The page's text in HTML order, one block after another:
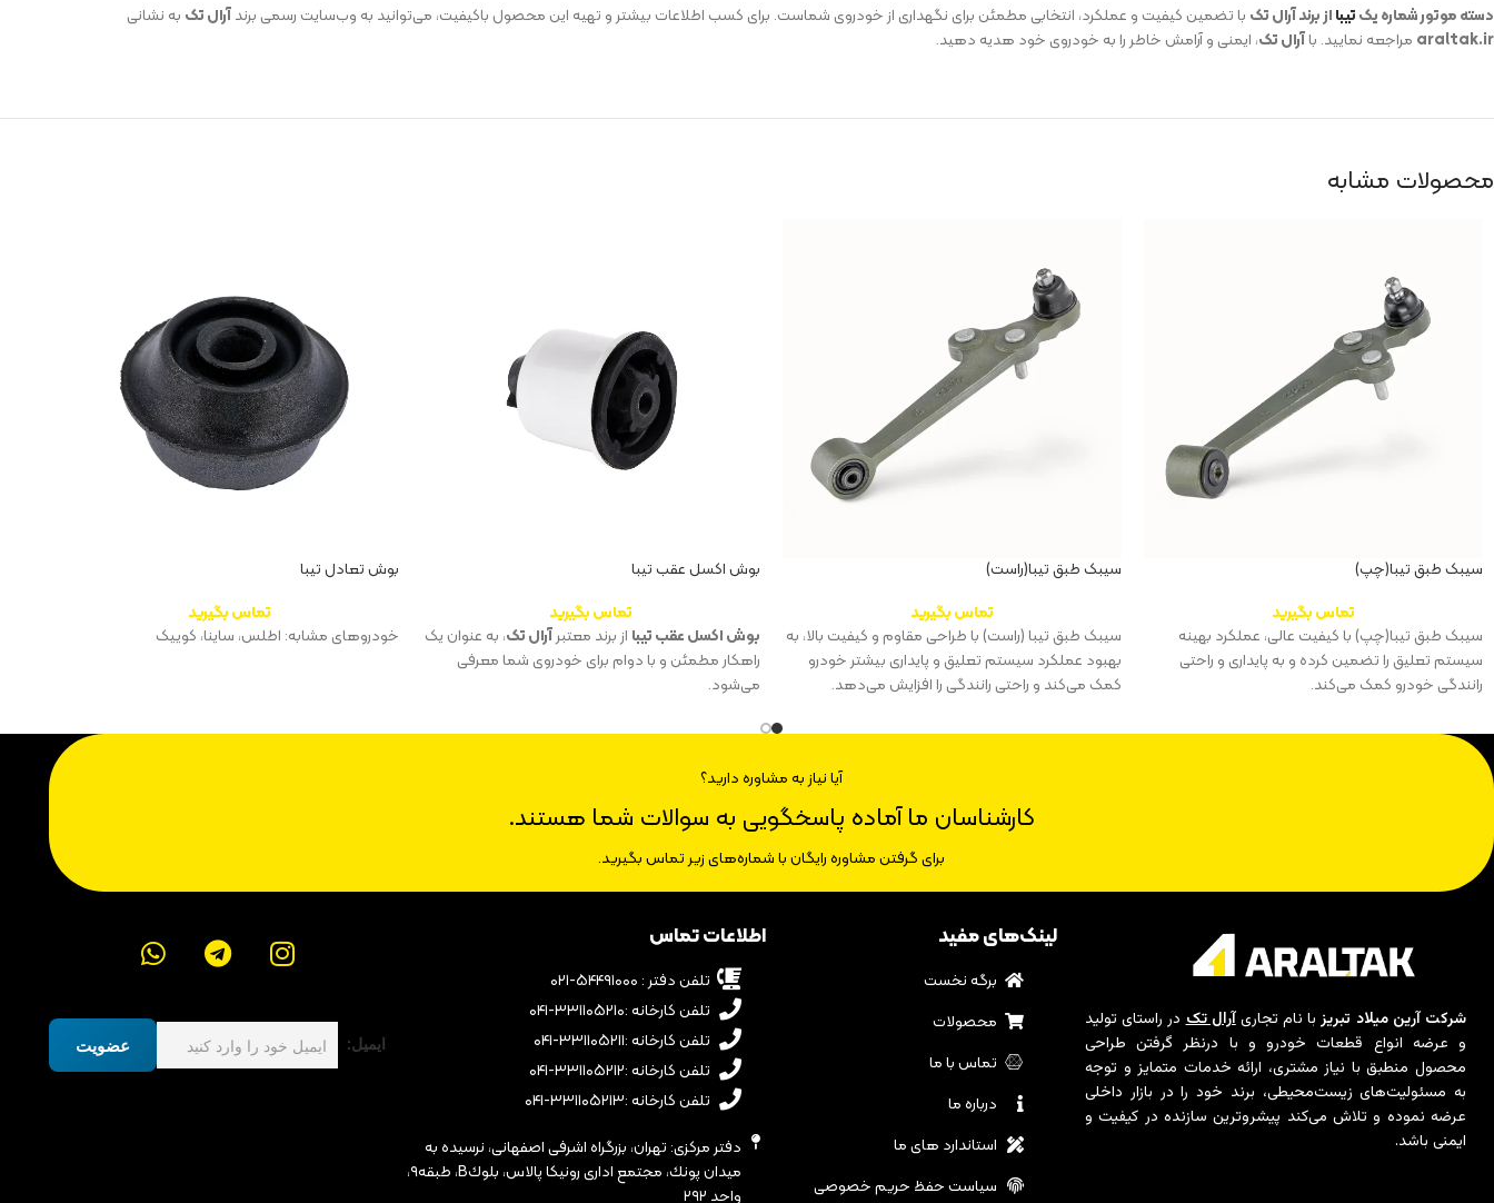
دسته موتور شماره یکتیبااز برند آرال تک با تضمین کیفیت و عملکرد، انتخابی مطمئن برای نگهداری از خودروی شماست. برای کسب اطلاعات بیشتر و تهیه این محصول باکیفیت، می‌توانید به وب‌سایت رسمی برندآرال تک به نشانی
araltak.ir مراجعه نمایید. باآرال تک، ایمنی و آرامش خاطر را به خودروی خود هدیه دهید.
محصولات مشابه
سیبک طبق تیبا(چپ)
تماس بگیرید
سیبک طبق تیبا(چپ) با کیفیت عالی، عملکرد بهینه
سیستم تعلیق را تضمین کرده و به پایداری و راحتی
رانندگی خودرو کمک می‌کند.
سیبک طبق تیبا(راست)
تماس بگیرید
سیبک طبق تیبا (راست) با طراحی مقاوم و کیفیت بالا، به
بهبود عملکرد سیستم تعلیق و پایداری بیشتر خودرو
کمک می‌کند و راحتی رانندگی را افزایش می‌دهد.
بوش اکسل عقب تیبا
تماس بگیرید
بوش اکسل عقب تیبا از برند معتبرآرال تک، به عنوان یک
راهکار مطمئن و با دوام برای خودروی شما معرفی
می‌شود.
بوش تعادل تیبا
تماس بگیرید
خودروهای مشابه: اطلس، ساینا، کوییک
آیا نیاز به مشاوره دارید؟
کارشناسان ما آماده پاسخگویی به سوالات شما هستند.
برای گرفتن مشاوره رایگان با شماره‌های زیر تماس بگیرید.
شرکت آرین میلاد تبریزبا نام تجاریآرال تکدر راستای تولید
و عرضه انواع قطعات خودرو و با درنظر گرفتن طراحی
محصول منطبق با نیاز مشتری، ارائه خدمات متمایز و توجه
به مسئولیت‌های زیست‌محیطی، برند خود را در بازار داخلی
عرضه نموده و تلاش می‌کند پیشروترین سازنده در کیفیت و
ایمنی باشد.
لینک‌های مفید
برگه نخست
محصولات
تماس با ما
درباره ما
استاندارد های ما
سیاست حفظ حریم خصوصی
اطلاعات تماس
تلفن دفتر : ۵۴۴۹۱۰۰۰-۰۲۱
تلفن کارخانه :۳۳۱۱۰۵۲۱۰-۰۴۱
تلفن کارخانه :۳۳۱۱۰۵۲۱۱-۰۴۱
تلفن کارخانه :۳۳۱۱۰۵۲۱۲-۰۴۱
تلفن کارخانه :۳۳۱۱۰۵۲۱۳-۰۴۱
دفتر مرکزی: تهران، بزرگراه اشرفى اصفهانى، نرسيده به
ميدان پونك، مجتمع ادارى رونيكا پالاس، بلوكB، طبقه٩،
واحد ٢٩٢
ایمیل: عضویت